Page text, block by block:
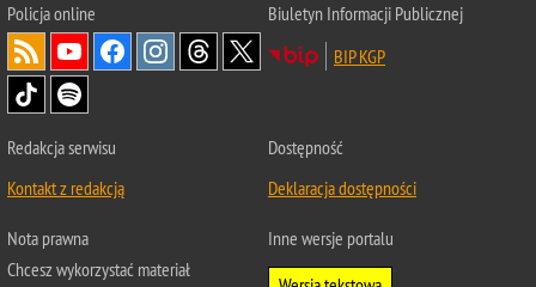
Policjaonline
Biuletyn Informacji Publicznej
BIP KGP
Redakcja serwisu
Kontakt z redakcją
Dostępność
Deklaracja dostępności
Nota prawna
Chcesz wykorzystać materiał
Inne wersje portalu